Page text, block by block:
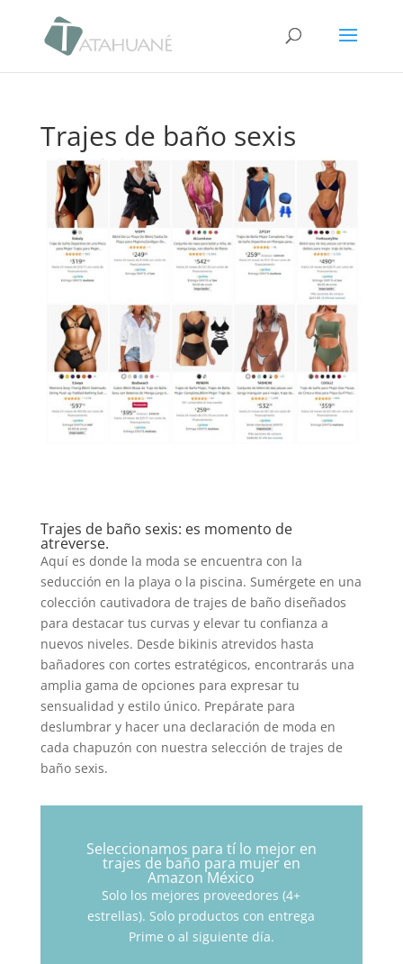
Trajes de baño sexis
Trajes de baño sexis: es momento de
atreverse.
Aquí es donde la moda se encuentra con la
seducción en la playa o la piscina. Sumérgete en una
colección cautivadora de trajes de baño diseñados
para destacar tus curvas y elevar tu confianza a
nuevos niveles. Desde bikinis atrevidos hasta
bañadores con cortes estratégicos, encontrarás una
amplia gama de opciones para expresar tu
sensualidad y estilo único. Prepárate para
deslumbrar y hacer una declaración de moda en
cada chapuzón con nuestra selección de trajes de
baño sexis.
Seleccionamos para tí lo mejor en
trajes de baño para mujer en
Amazon México
Solo los mejores proveedores (4+
estrellas). Solo productos con entrega
Prime o al siguiente día.